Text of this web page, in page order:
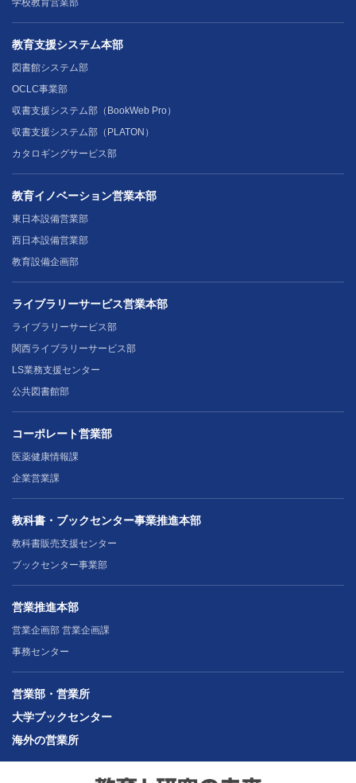
学校教育営業部
教育支援システム本部
図書館システム部
OCLC事業部
収書支援システム部（BookWeb Pro）
収書支援システム部（PLATON）
カタロギングサービス部
教育イノベーション営業本部
東日本設備営業部
西日本設備営業部
教育設備企画部
ライブラリーサービス営業本部
ライブラリーサービス部
関西ライブラリーサービス部
LS業務支援センター
公共図書館部
コーポレート営業部
医薬健康情報課
企業営業課
教科書・ブックセンター事業推進本部
教科書販売支援センター
ブックセンター事業部
営業推進本部
営業企画部 営業企画課
事務センター
営業部・営業所
大学ブックセンター
海外の営業所